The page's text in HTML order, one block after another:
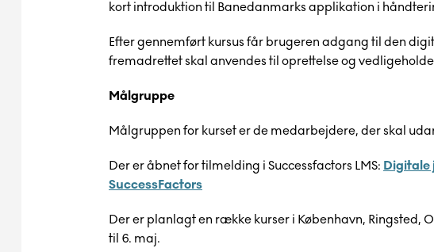
kort introduktion til Banedanmarks applikation i
Efter gennemført kursus får brugeren adgang til den
fremadrettet skal anvendes til oprettelse og
Målgruppe
Målgruppen for kurset er de medarbejdere, der skal
Der er åbnet for tilmelding i Successfactors LMS: Digitale
SuccessFactors
Der er planlagt en række kurser i København, Ringsted,
til 6. maj.